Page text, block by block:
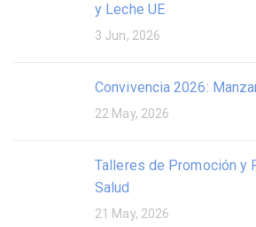
y Leche UE
3 Jun, 2026
Convivencia 2026:
22 May, 2026
Talleres de Promoción y
Salud
21 May, 2026